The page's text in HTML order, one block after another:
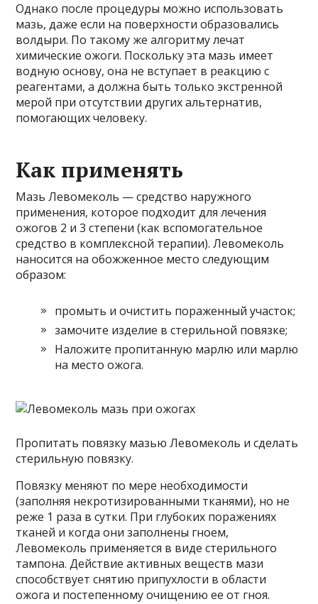
Однако после процедуры можно использовать
мазь, даже если на поверхности образовались
волдыри. По такому же алгоритму лечат
химические ожоги. Поскольку эта мазь имеет
водную основу, она не вступает в реакцию с
реагентами, а должна быть только экстренной
мерой при отсутствии других альтернатив,
помогающих человеку.
Как применять
Мазь Левомеколь — средство наружного
применения, которое подходит для лечения
ожогов 2 и 3 степени (как вспомогательное
средство в комплексной терапии). Левомеколь
наносится на обожженное место следующим
образом:
промыть и очистить пораженный участок;
замочите изделие в стерильной повязке;
Наложите пропитанную марлю или марлю
на место ожога.
Пропитать повязку мазью Левомеколь и сделать
стерильную повязку.
Повязку меняют по мере необходимости
(заполняя некротизированными тканями), но не
реже 1 раза в сутки. При глубоких поражениях
тканей и когда они заполнены гноем,
Левомеколь применяется в виде стерильного
тампона. Действие активных веществ мази
способствует снятию припухлости в области
ожога и постепенному очищению ее от гноя.